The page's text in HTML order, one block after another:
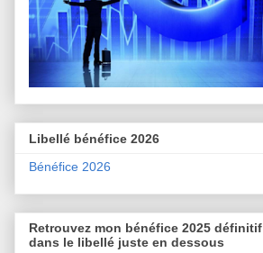
Libellé bénéfice 2026
Bénéfice 2026
Retrouvez mon bénéfice 2025 définitif
dans le libellé juste en dessous